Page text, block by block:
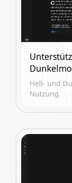
Hell- und
Nutzung.